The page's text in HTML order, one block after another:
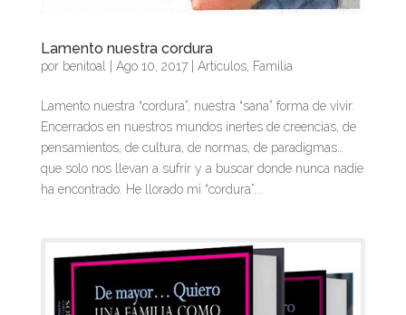
Lamento nuestra cordura
por benitoal Ago 10, 2017| Artículos, Familia
Lamento nuestra “cordura”, nuestra “sana” forma de vivir.
Encerrados en nuestros mundos inertes de creencias, de
pensamientos, de cultura, de normas, de paradigmas…
que solo nos llevan a sufrir y a buscar donde nunca nadie
ha encontrado. He llorado mi “cordura”...